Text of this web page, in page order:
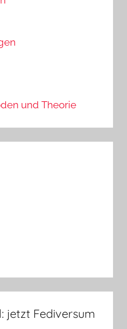
und Theorie
jetzt Fediversum